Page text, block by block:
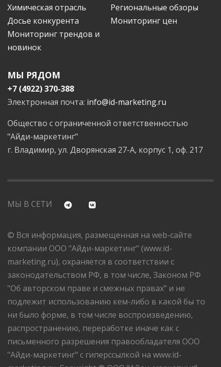
Химическая отрасль
Региональные обзоры
Досье конкурента
Мониторинг цен
Мониторинг трендов и
новинок
МЫ РЯДОМ
+7 (4922) 370-388
Электронная почта: info@id-marketing.ru
Общество с ограниченной ответственностью
"Айди-маркетинг"
г. Владимир, ул. Дворянская 27-А, корпус 1, оф. 217
МЫ В СЕТИ
© Вся информация, размещенная на web-сайте
компании ООО "Айди-маркетинг" (www.id-
marketing.ru), охраняется в соответствии с
законодательством РФ, в том числе, Законом РФ
"Об авторском праве и смежных правах" и не
подлежит использованию кем-либо в какой бы то
ни было форме, в том числе воспроизведению,
распространению, переработке иначе как с
письменного разрешения правообладателя ООО
"Айди-маркетинг" с гиперссылкой на www.id-